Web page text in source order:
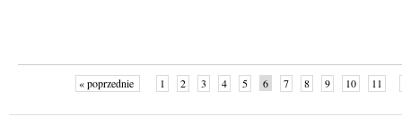
« poprzednie 1 2 3 4 5 6 7 8 9 10 11